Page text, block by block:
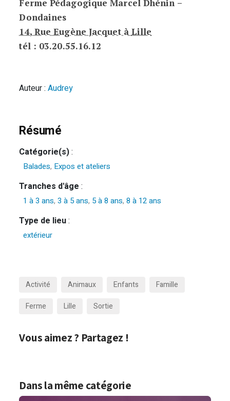
Ferme Pédagogique Marcel Dhénin –
Dondaines
14, Rue Eugène Jacquet à Lille
tél : 03.20.55.16.12
Auteur :Audrey
Résumé
Catégorie(s):
Balades, Expos et ateliers
Tranches d'âge :
1 à 3 ans,3 à 5 ans, 5 à 8 ans,8 à 12 ans
Type de lieu:
extérieur
Activité Animaux Enfants
Famille
Ferme
Lille Sortie
Vous aimez ? Partagez !
Dans la même catégorie